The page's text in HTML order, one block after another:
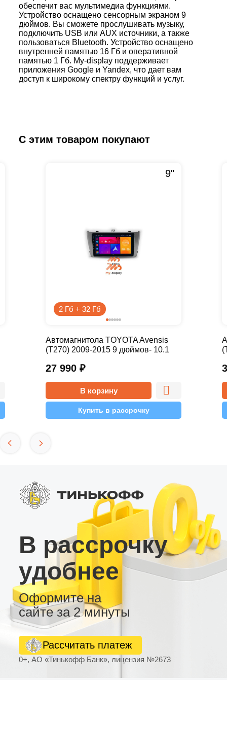
обеспечит вас мультимедиа функциями.
Устройство оснащено сенсорным экраном 9
дюймов. Вы сможете прослушивать музыку,
подключить USB или AUX источники, а также
пользоваться Bluetooth. Устройство оснащено
внутренней памятью 16 Гб и оперативной
памятью 1 Гб. My-display поддерживает
приложения Google и Yandex, что дает вам
доступ к широкому спектру функций и услуг.
С этим товаром покупают
2 Гб + 32 Гб
9"
27 990 ₽
Автомагнитола TOYOTA Avensis
(T270) 2009-2015 9 дюймов- 10.1
В корзину
Купить в рассрочку
В рассрочку
удобнее
Оформите на
сайте за 2 минуты
0+, АО «Тинькофф Банк», лицензия №2673
Рассчитать платеж